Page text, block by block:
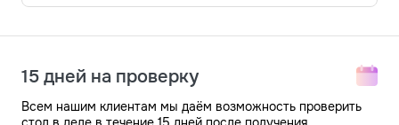
15 дней на проверку
Всем нашим клиентам мы даём возможность проверить
стол в деле в течение 15 дней после получения